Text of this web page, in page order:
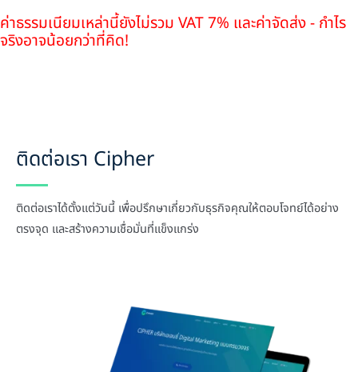
ค่าธรรมเนียมเหล่านี้ยังไม่รวม VAT 7% และค่าจัดส่ง - กำไร
จริงอาจน้อยกว่าที่คิด!
ติดต่อเรา Cipher
ติดต่อเราได้ตั้งแต่วันนี้ เพื่อปรึกษาเกี่ยวกับธุรกิจคุณให้ตอบโจทย์ได้อย่าง
ตรงจุด และสร้างความเชื่อมั่นที่แข็งแกร่ง